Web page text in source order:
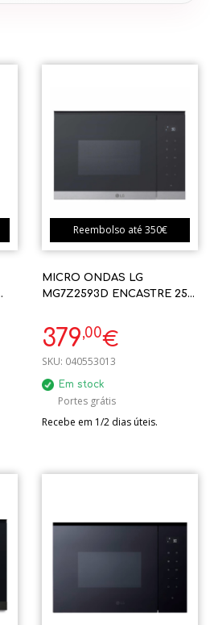
Reembolso até 350€
MICRO ONDAS LG
MG7Z2593D ENCASTRE 25L
379,00€
SKU: 040553013
Em stock
Portes grátis
Recebe em 1/2 dias úteis.